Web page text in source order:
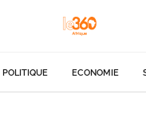
POLITIQUE ECONOMIE